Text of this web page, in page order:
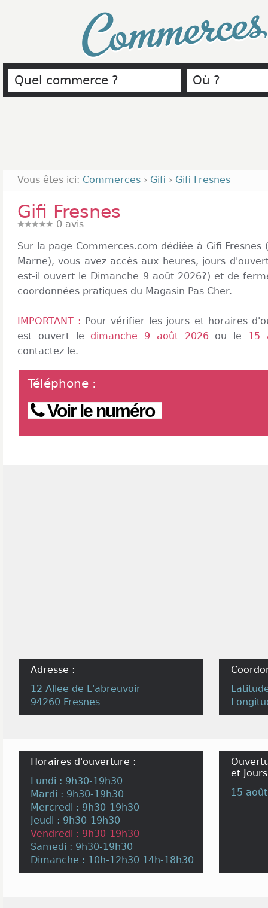
Vous êtes ici: Commerces › Gifi › Gifi Fresnes
Gifi Fresnes
0 avis
Sur la page Commerces.com dédiée à Gifi Fresnes
Marne), vous avez accès aux heures, jours
est-il ouvert le Dimanche 9 août 2026?) et de
coordonnées pratiques du Magasin Pas Cher.
IMPORTANT : Pour vérifier les jours et horaires
est ouvert le dimanche 9 août 2026ou le 15
contactez le.
Téléphone :
Voir le numéro
Adresse :
12 Allee de L'abreuvoir
94260 Fresnes
Horaires d'ouverture :
Lundi : 9h30-19h30
Mardi : 9h30-19h30
Mercredi : 9h30-19h30
Jeudi : 9h30-19h30
Vendredi : 9h30-19h30
Samedi : 9h30-19h30
Dimanche : 10h-12h30 14h-18h30
et
15